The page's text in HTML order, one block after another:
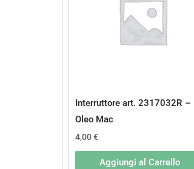
Interruttore art. 2317032R –
Oleo Mac
4,00€
Aggiungi al Carrello